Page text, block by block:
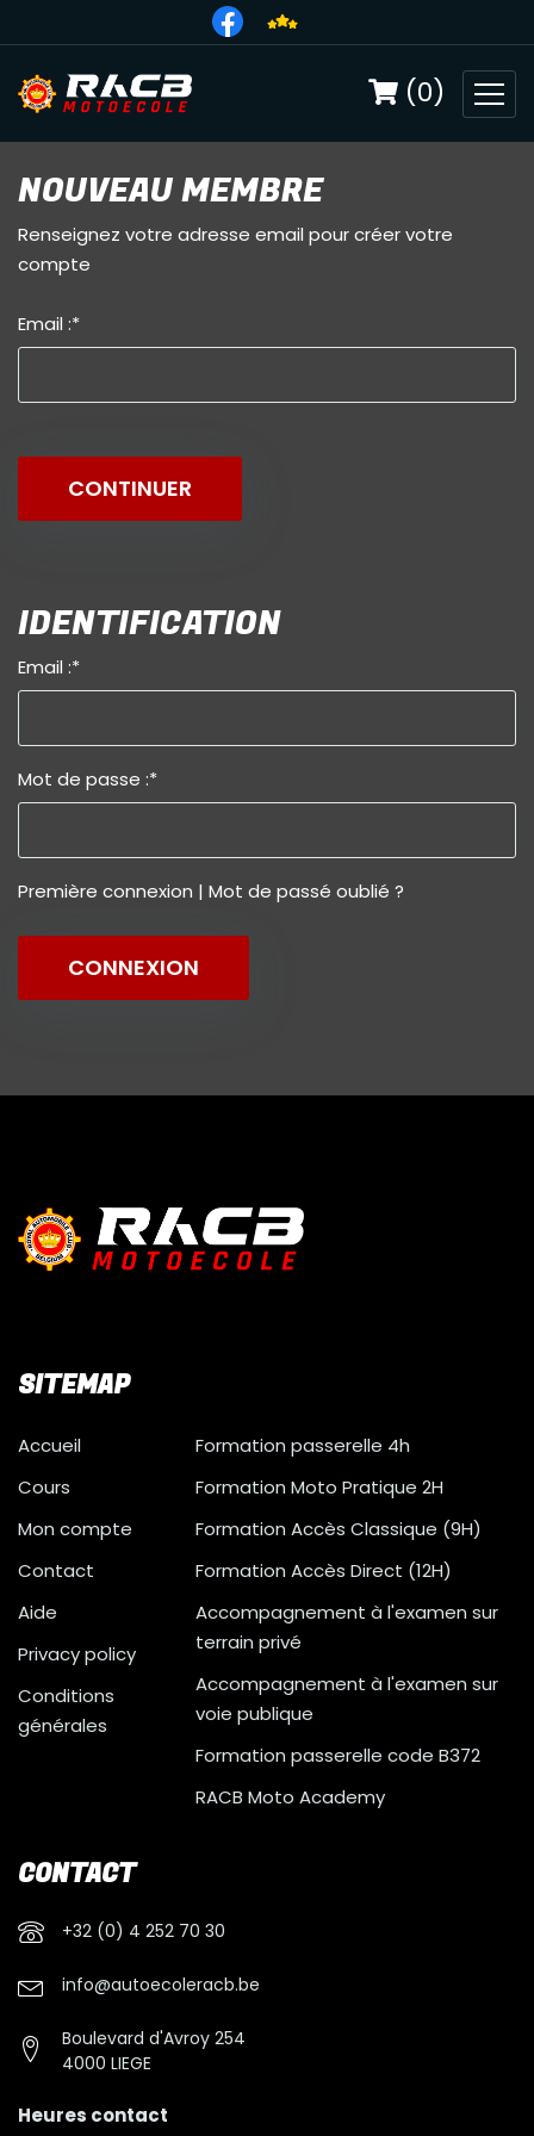
(0)
NOUVEAU MEMBRE
Renseignez votre adresse email pour créer votre
compte
Email :*
IDENTIFICATION
Email :*
Mot de passe :*
Première connexion | Mot de passé oublié ?
CONNEXION
SITEMAP
Accueil
Cours
Mon compte
Contact
Aide
Privacy policy
Conditions
générales
Formation passerelle 4h
Formation Moto Pratique 2H
Formation Accès Classique (9H)
Formation Accès Direct (12H)
Accompagnement à l'examen sur
terrain privé
Accompagnement à l'examen sur
voie publique
Formation passerelle code B372
RACB Moto Academy
CONTACT
+32 (0) 4 252 70 30
info@autoecoleracb.be
Boulevard d'Avroy 254
4000 LIEGE
Heures contact